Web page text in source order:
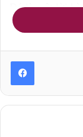
Đó là một lời
lý (tư duy
=> Ngay đầu
có chiến tranh”
người biết họ ở
đạt bằng hình
mạnh hơn ý